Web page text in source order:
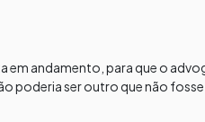
em andamento, para que o
poderia ser outro que não